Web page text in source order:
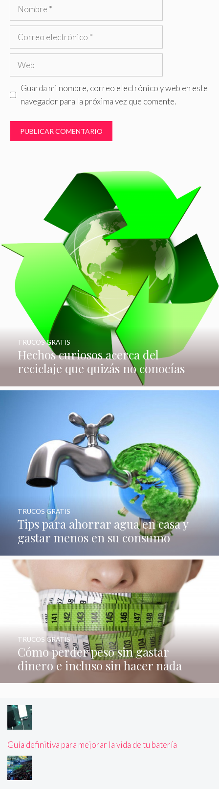
Nombre
Correo
Web
Guarda mi nombre, correo electrónico y web en este
navegador para la próxima vez que comente.
Hechos curiosos acerca del
reciclaje que quizás no conocías
TRUCOS GRATIS
Tips para ahorrar agua en casa y
gastar menos en su consumo
TRUCOS GRATIS
Cómo perder peso sin gastar
dinero e incluso sin hacer nada
TRUCOS GRATIS
Guía definitiva para mejorar la vida de tu batería